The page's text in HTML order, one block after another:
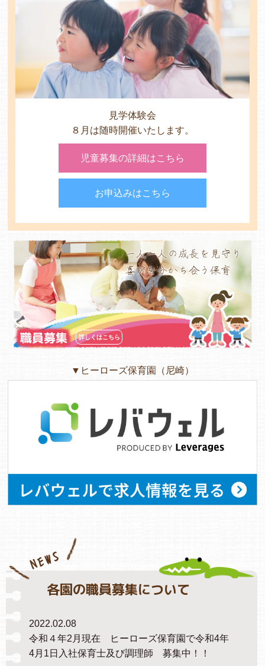
入園・見学の問い合わせ
在園児保護者の方へ
よくあるご質問
ヒーローズ保育園
ヒーローズきっず園田
ヒーローズにしのみや保育園
ヒーローズ旭保育園
園の様子
お知らせ
見学体験会
８月は随時開催いたします。
児童募集の詳細はこちら
お申込みはこちら
一人一人の成長を見守り
喜びを分かち合う保育
職員募集 詳しくはこちら
▼ヒーローズ保育園（尼崎）
各園の職員募集について
NEWS
2022.02.08
令和４年2月現在 ヒーローズ保育園で令和4年
4月1日入社保育士及び調理師 募集中！！